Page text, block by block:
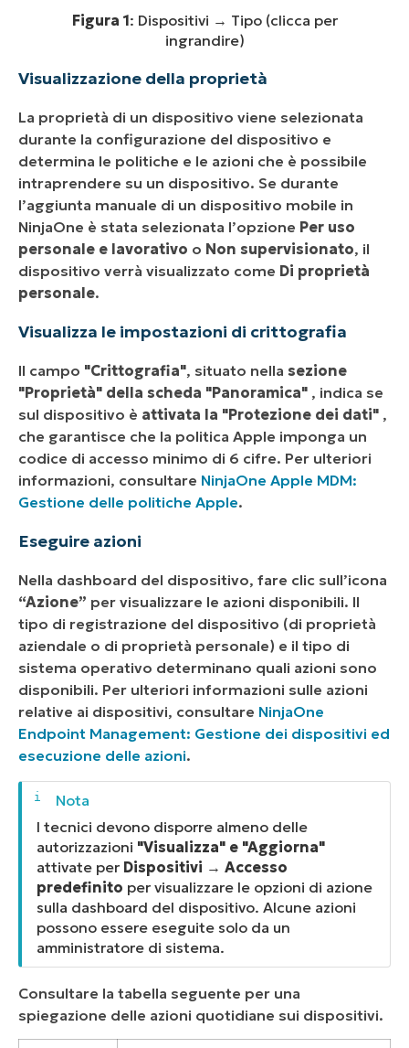
Figura 1: Dispositivi → Tipo (clicca per
ingrandire)
Visualizzazione della proprietà
La proprietà di un dispositivo viene selezionata
durante la configurazione del dispositivo e
determina le politiche e le azioni che è possibile
intraprendere su un dispositivo. Se durante
l’aggiunta manuale di un dispositivo mobile in
NinjaOne è stata selezionata l’opzione Per uso
personale e lavorativo o Non supervisionato, il
dispositivo verrà visualizzato come Di proprietà
personale.
Visualizza le impostazioni di crittografia
Il campo "Crittografia", situato nella sezione
"Proprietà" della scheda "Panoramica" , indica se
sul dispositivo è attivata la "Protezione dei dati" ,
che garantisce che la politica Apple imponga un
codice di accesso minimo di 6 cifre. Per ulteriori
informazioni, consultare NinjaOne Apple MDM:
Gestione delle politiche Apple.
Eseguire azioni
Nella dashboard del dispositivo, fare clic sull’icona
“Azione” per visualizzare le azioni disponibili. Il
tipo di registrazione del dispositivo (di proprietà
aziendale o di proprietà personale) e il tipo di
sistema operativo determinano quali azioni sono
disponibili. Per ulteriori informazioni sulle azioni
relative ai dispositivi, consultare NinjaOne
Endpoint Management: Gestione dei dispositivi ed
esecuzione delle azioni.
I tecnici devono disporre almeno delle
autorizzazioni "Visualizza" e "Aggiorna"
attivate per Dispositivi → Accesso
predefinito per visualizzare le opzioni di azione
sulla dashboard del dispositivo. Alcune azioni
possono essere eseguite solo da un
amministratore di sistema.
Consultare la tabella seguente per una
spiegazione delle azioni quotidiane sui dispositivi.